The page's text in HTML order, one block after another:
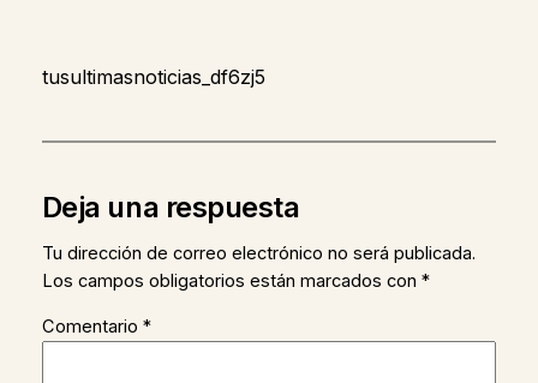
tusultimasnoticias_df6zj5
Deja una respuesta
Tu dirección de correo electrónico no será publicada.
Los campos obligatorios están marcados con *
Comentario *